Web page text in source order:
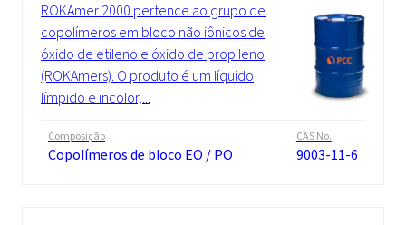
ROKAmer 2000 pertence ao grupo de
copolímeros em bloco não iônicos de
óxido de etileno e óxido de propileno
(ROKAmers). O produto é um líquido
límpido e incolor,...
Composição
Copolímeros de bloco EO / PO
CAS No.
9003-11-6